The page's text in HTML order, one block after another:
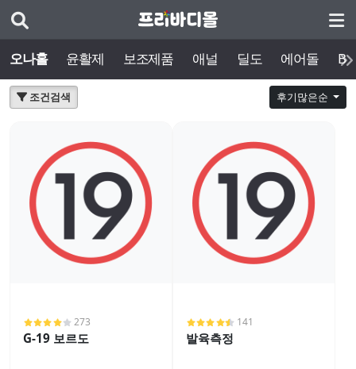
오나홀 윤활제 보조제품 애널 딜도 에어돌
조건검색 후기많은순
273
G-19 보르도
141
발육측정